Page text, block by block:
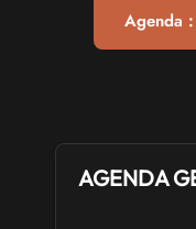
Agenda
AGENDA